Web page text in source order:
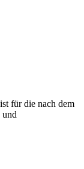
für die nach dem
und